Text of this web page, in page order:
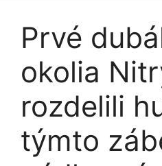
Prvé
okolia
rozdelili
týmto